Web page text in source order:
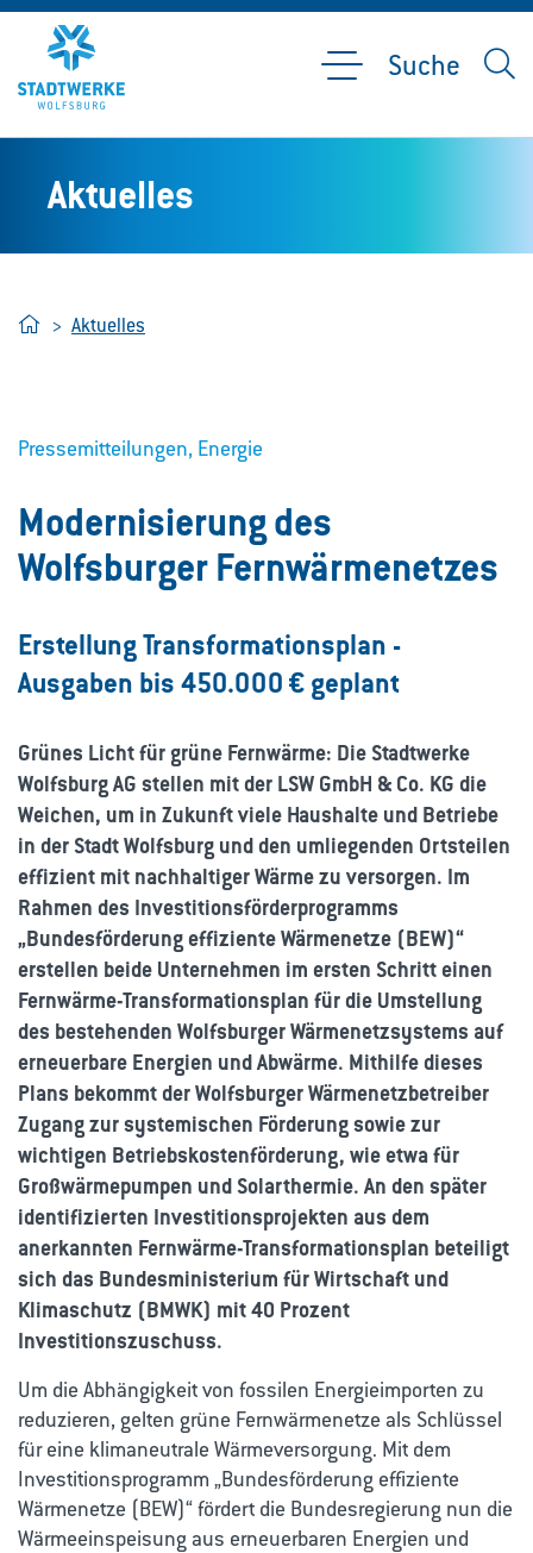
Suche
Aktuelles
HomeAktuelles
Pressemitteilungen, Energie
Modernisierung des
Wolfsburger Fernwärmenetzes
Erstellung Transformationsplan -
Ausgaben bis 450.000 € geplant
Grünes Licht für grüne Fernwärme: Die Stadtwerke
Wolfsburg AG stellen mit der LSW GmbH & Co. KG die
Weichen, um in Zukunft viele Haushalte und Betriebe
in der Stadt Wolfsburg und den umliegenden Ortsteilen
effizient mit nachhaltiger Wärme zu versorgen. Im
Rahmen des Investitionsförderprogramms
„Bundesförderung effiziente Wärmenetze (BEW)“
erstellen beide Unternehmen im ersten Schritt einen
Fernwärme-Transformationsplan für die Umstellung
des bestehenden Wolfsburger Wärmenetzsystems auf
erneuerbare Energien und Abwärme. Mithilfe dieses
Plans bekommt der Wolfsburger Wärmenetzbetreiber
Zugang zur systemischen Förderung sowie zur
wichtigen Betriebskostenförderung, wie etwa für
Großwärmepumpen und Solarthermie. An den später
identifizierten Investitionsprojekten aus dem
anerkannten Fernwärme-Transformationsplan beteiligt
sich das Bundesministerium für Wirtschaft und
Klimaschutz (BMWK) mit 40 Prozent
Investitionszuschuss.
Um die Abhängigkeit von fossilen Energieimporten zu
reduzieren, gelten grüne Fernwärmenetze als Schlüssel
für eine klimaneutrale Wärmeversorgung. Mit dem
Investitionsprogramm „Bundesförderung effiziente
Wärmenetze (BEW)“ fördert die Bundesregierung nun die
Wärmeeinspeisung aus erneuerbaren Energien und